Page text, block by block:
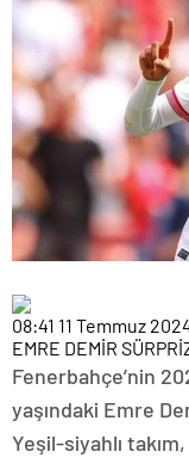
08:41 11 Temmuz
EMRE DEMİR
Fenerbahçe’nin
yaşındaki Emre
Yeşil-siyahlı